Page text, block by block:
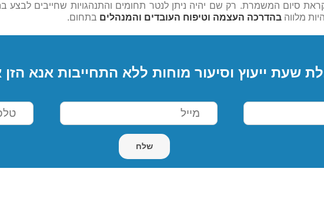
סיום המשמרת. רק שם יהיה ניתן לנטר תחומים והתנהגויות שחייבים לבצע
מלווהבהדרכה העצמה וטיפוח העובדים והמנהלים בתחום.
שעת ייעוץ וסיעור מוחות ללא התחייבות אנא